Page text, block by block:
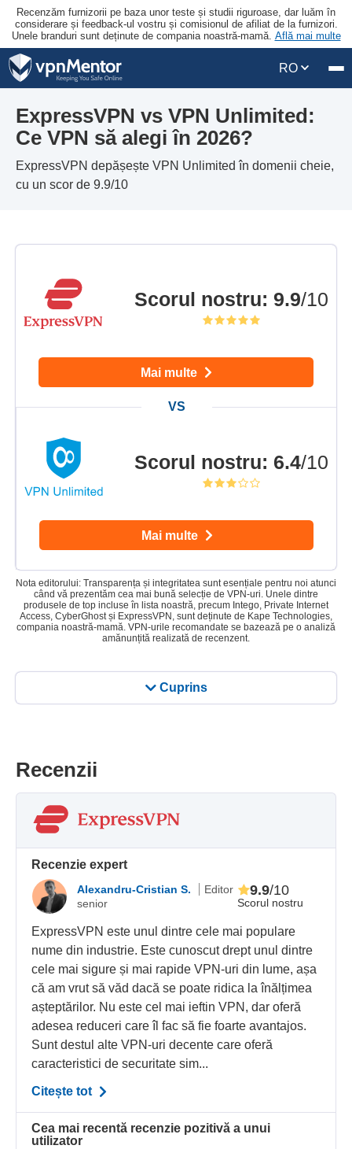
Recenzăm furnizorii pe baza unor teste și studii riguroase, dar luăm în
considerare și feedback-ul vostru și comisionul de afiliat de la furnizori.
Unele branduri sunt deținute de compania noastră-mamă. Află mai multe
RO
ExpressVPN vs VPN Unlimited:
Ce VPN să alegi în 2026?
ExpressVPN depășește VPN Unlimited în domenii cheie,
cu un scor de 9.9/10
Cuprins
Scorul nostru: 9.9/10
Mai multe
Scorul nostru: 6.4/10
Mai multe
Nota editorului: Transparența și integritatea sunt esențiale pentru noi atunci
când vă prezentăm cea mai bună selecție de VPN-uri. Unele dintre
produsele de top incluse în lista noastră, precum Intego, Private Internet
Access, CyberGhost și ExpressVPN, sunt deținute de Kape Technologies,
compania noastră-mamă. VPN-urile recomandate se bazează pe o analiză
amănunțită realizată de recenzent.
Recenzii
Recenzie expert
Alexandru-Cristian S.
Editor
senior
Scorul nostru
9.9/10
ExpressVPN este unul dintre cele mai populare
nume din industrie. Este cunoscut drept unul dintre
cele mai sigure și mai rapide VPN-uri din lume, așa
că am vrut să văd dacă se poate ridica la înălțimea
așteptărilor. Nu este cel mai ieftin VPN, dar oferă
adesea reduceri care îl fac să fie foarte avantajos.
Sunt destul alte VPN-uri decente care oferă
caracteristici de securitate sim...
Citește tot
Cea mai recentă recenzie pozitivă a unui
utilizator